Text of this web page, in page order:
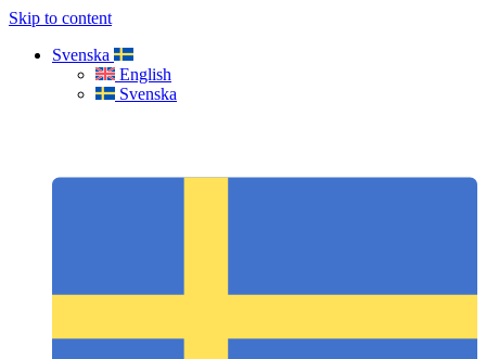
Skip to content
Svenska
English
Svenska